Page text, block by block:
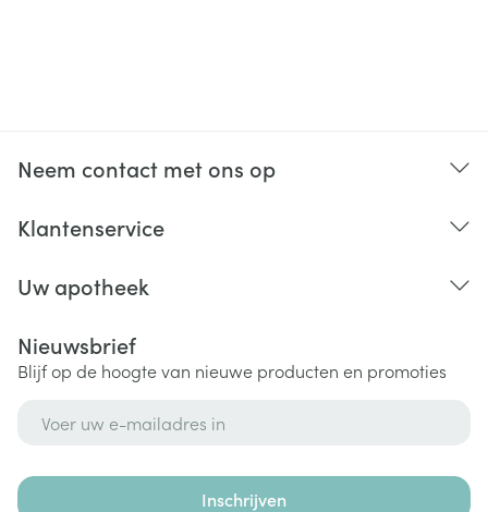
Neem contact met ons op
Klantenservice
Uw apotheek
Nieuwsbrief
Blijf op de hoogte van nieuwe producten en promoties
Inschrijven